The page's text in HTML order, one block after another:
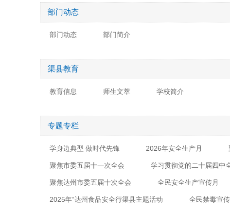
部门动态
部门动态 部门简介
渠县教育
教育信息 师生文萃 学校简介
专题专栏
学身边典型 做时代先锋 2026年安全生产月
聚焦市委五届十一次全会 学习贯彻党的二十届四中
聚焦达州市委五届十次全会 全民安全生产宣传月
2025年“达州食品安全行渠县主题活动 全民禁毒宣传